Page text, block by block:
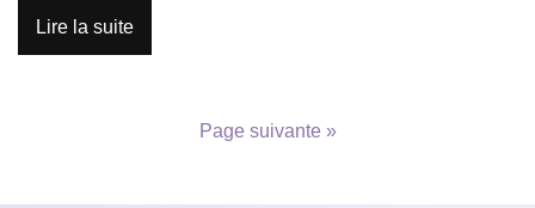
Lire la suite
Page suivante »